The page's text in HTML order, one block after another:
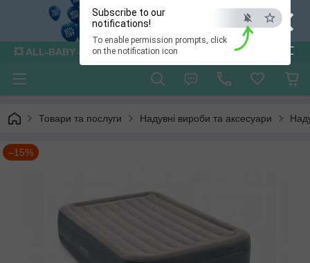
×
ESC
Subscribe to our
notifications!
To enable permission prompts, click
on the notification icon
💥 ALL-BABY - інтернет - магазин товарів для дітей
Товари та послуги Надувні вироби та аксесуари
–15%